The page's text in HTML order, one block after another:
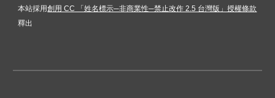
本站採用創用 CC 「姓名標示─非商業性─禁止改作 2.5 台灣版」授權條款
釋出